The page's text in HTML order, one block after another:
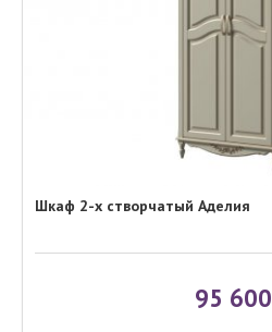
Шкаф 2-х створчатый Аделия
95 600